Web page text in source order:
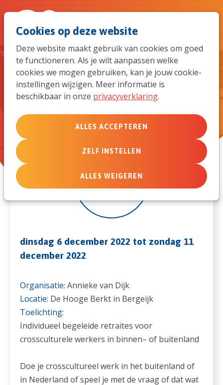
Cookies op deze website
Deze website maakt gebruik van cookies om goed
te functioneren. Als je wilt aanpassen welke
cookies we mogen gebruiken, kan je jouw cookie-
instellingen wijzigen. Meer informatie is
beschikbaar in onze privacyverklaring.
ALLES ACCEPTEREN
ZELF INSTELLEN
ALLES WEIGEREN
naar
de
Individueel begeleide retraites
6
dec
dinsdag 6 december 2022 tot zondag 11
december 2022
Organisatie: Annieke van Dijk
Locatie: De Hooge Berkt in Bergeijk
Toelichting:
Individueel begeleide retraites voor
crossculturele werkers in binnen– of buitenland
Doe je crosscultureel werk in het buitenland of
in Nederland of speel je met de vraag of dat wat